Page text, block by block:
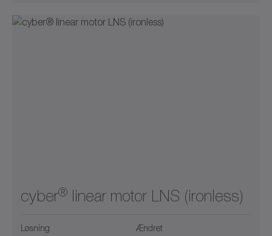
cyber® linear motor LNS (ironless)
Løsning Ændret